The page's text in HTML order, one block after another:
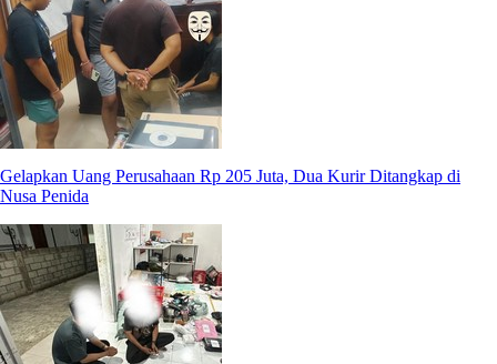
Gelapkan Uang Perusahaan Rp 205 Juta, Dua Kurir Ditangkap di
Nusa Penida